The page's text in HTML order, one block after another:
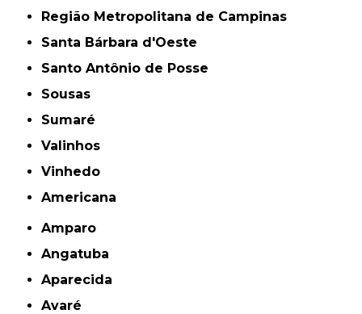
Região Metropolitana de Campinas
Santa Bárbara d'Oeste
Santo Antônio de Posse
Sousas
Sumaré
Valinhos
Vinhedo
americana
Amparo
Angatuba
Aparecida
Avaré